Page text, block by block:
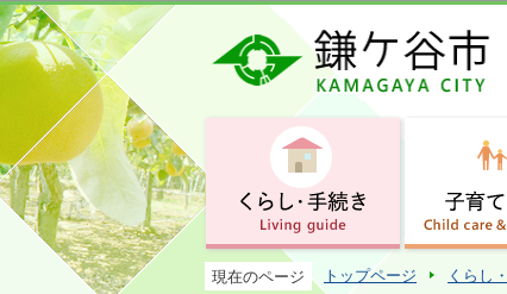
現在のページ トップページ くらし